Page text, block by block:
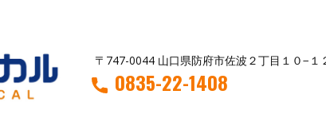
〒747-0044 山口県防府市佐波２丁目１０−１
0835-22-1408